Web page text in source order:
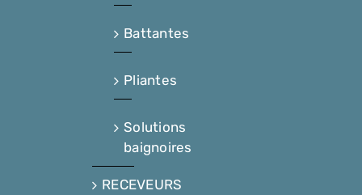
Battantes
Pliantes
Solutions
baignoires
RECEVEURS